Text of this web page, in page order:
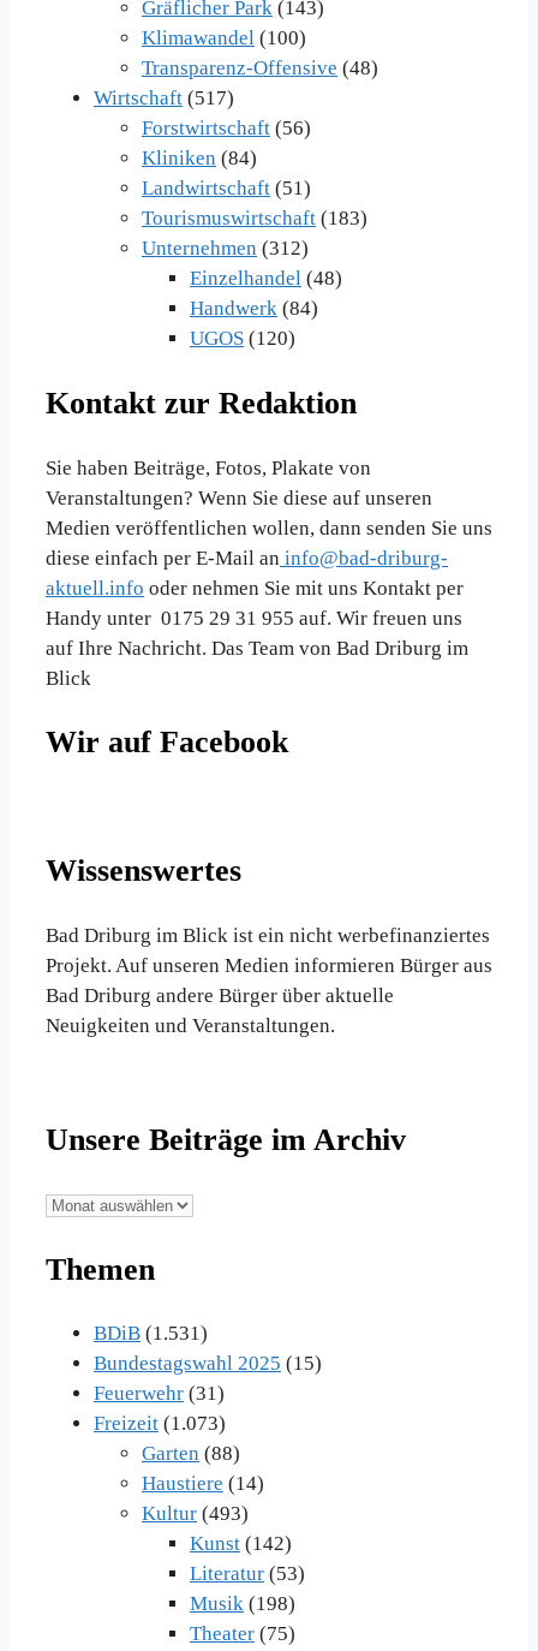
Gräflicher Park (143)
Klimawandel (100)
Transparenz-Offensive (48)
Wirtschaft (517)
Forstwirtschaft (56)
Kliniken (84)
Landwirtschaft (51)
Tourismuswirtschaft (183)
Unternehmen (312)
Einzelhandel (48)
Handwerk (84)
UGOS (120)
Kontakt zur Redaktion
Sie haben Beiträge, Fotos, Plakate von
Veranstaltungen? Wenn Sie diese auf unseren
Medien veröffentlichen wollen, dann senden Sie uns
diese einfach per E-Mail an info@bad-driburg-
aktuell.info oder nehmen Sie mit uns Kontakt per
Handy unter 0175 29 31 955 auf. Wir freuen uns
auf Ihre Nachricht. Das Team von Bad Driburg im
Blick
Wir auf Facebook
Wissenswertes
Bad Driburg im Blick ist ein nicht werbefinanziertes
Projekt. Auf unseren Medien informieren Bürger aus
Bad Driburg andere Bürger über aktuelle
Neuigkeiten und Veranstaltungen.
Unsere Beiträge im Archiv
Unsere
im
Themen
BDiB (1.531)
Bundestagswahl 2025 (15)
Feuerwehr (31)
Freizeit (1.073)
Garten (88)
Haustiere (14)
Kultur (493)
Kunst (142)
Literatur (53)
Musik (198)
Theater (75)